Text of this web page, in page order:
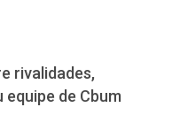
rivalidades,
de Cbum